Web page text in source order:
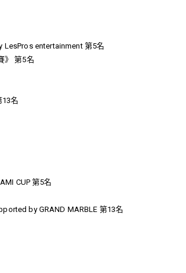
LesPros entertainment 第5名
》 第5名
13名
CUP 第5名
by GRAND MARBLE 第13名